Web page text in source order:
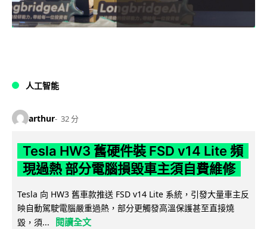
人工智能
arthur 32 分
Tesla HW3 舊硬件裝 FSD v14 Lite 頻
現過熱 部分電腦損毀車主須自費維修
Tesla 向 HW3 舊車款推送 FSD v14 Lite 系統，引發大量車主反
映自動駕駛電腦嚴重過熱，部分更觸發高溫保護甚至直接燒
毀，須...
閱讀全文